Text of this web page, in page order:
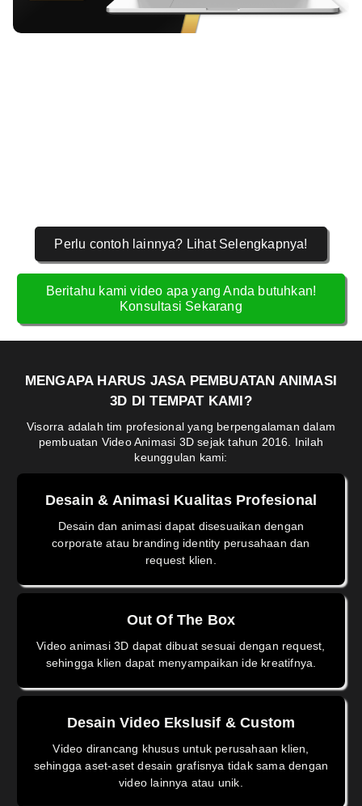
Perlu contoh lainnya? Lihat Selengkapnya!
Beritahu kami video apa yang Anda butuhkan!
Konsultasi Sekarang
MENGAPA HARUS JASA PEMBUATAN ANIMASI
3D DI TEMPAT KAMI?
Visorra adalah tim profesional yang berpengalaman dalam
pembuatan Video Animasi 3D sejak tahun 2016. Inilah
keunggulan kami:
Desain & Animasi Kualitas Profesional
Desain dan animasi dapat disesuaikan dengan
corporate atau branding identity perusahaan dan
request klien.
Out Of The Box
Video animasi 3D dapat dibuat sesuai dengan request,
sehingga klien dapat menyampaikan ide kreatifnya.
Desain Video Ekslusif & Custom
Video dirancang khusus untuk perusahaan klien,
sehingga aset-aset desain grafisnya tidak sama dengan
video lainnya atau unik.